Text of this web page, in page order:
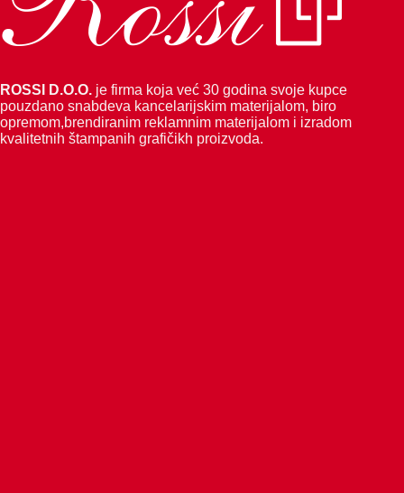
ROSSI D.O.O. je firma koja već 30 godina svoje kupce
pouzdano snabdeva kancelarijskim materijalom, biro
opremom,brendiranim reklamnim materijalom i izradom
kvalitetnih štampanih grafičikh proizvoda.